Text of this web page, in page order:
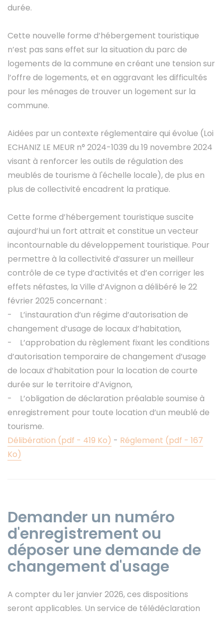
durée.
Cette nouvelle forme d’hébergement touristique
n’est pas sans effet sur la situation du parc de
logements de la commune en créant une tension sur
l’offre de logements, et en aggravant les difficultés
pour les ménages de trouver un logement sur la
commune.
Aidées par un contexte réglementaire qui évolue (Loi
ECHANIZ LE MEUR n° 2024-1039 du 19 novembre 2024
visant à renforcer les outils de régulation des
meublés de tourisme à l'échelle locale), de plus en
plus de collectivité encadrent la pratique.
Cette forme d’hébergement touristique suscite
aujourd’hui un fort attrait et constitue un vecteur
incontournable du développement touristique. Pour
permettre à la collectivité d’assurer un meilleur
contrôle de ce type d’activités et d’en corriger les
effets néfastes, la Ville d’Avignon a délibéré le 22
février 2025 concernant :
- L’instauration d’un régime d’autorisation de
changement d’usage de locaux d’habitation,
- L’approbation du règlement fixant les conditions
d’autorisation temporaire de changement d’usage
de locaux d’habitation pour la location de courte
durée sur le territoire d’Avignon,
- L’obligation de déclaration préalable soumise à
enregistrement pour toute location d’un meublé de
tourisme.
Délibération (pdf - 419 Ko) - Réglement (pdf - 167
Ko)
Demander un numéro
d'enregistrement ou
déposer une demande de
changement d'usage
A compter du 1er janvier 2026, ces dispositions
seront applicables. Un service de télédéclaration